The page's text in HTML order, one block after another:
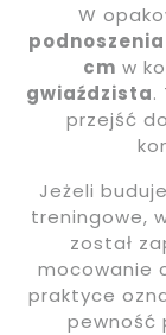
W
podnoszenia
cm w
gwiaździsta.
przejść
Jeżeli
treningowe,
został
mocowanie
praktyce
pewność